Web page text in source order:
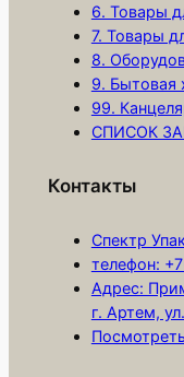
к
6. Товары
7. Товары
8.
9. Бытовая
99.
СПИСОК
Контакты
Спектр
телефон:
Адрес:
г. Артем,